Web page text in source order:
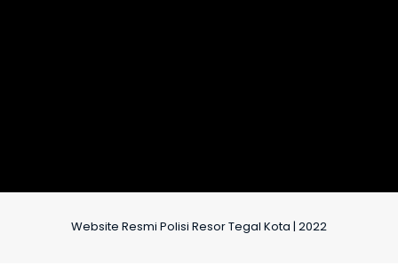
Website Resmi Polisi Resor Tegal Kota | 2022